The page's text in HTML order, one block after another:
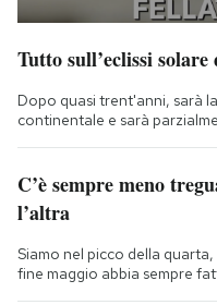
Tutto sull’eclissi solare
Dopo quasi trent'anni, sarà
continentale e sarà
C’è sempre meno
l’altra
Siamo nel picco della
fine maggio abbia sempre